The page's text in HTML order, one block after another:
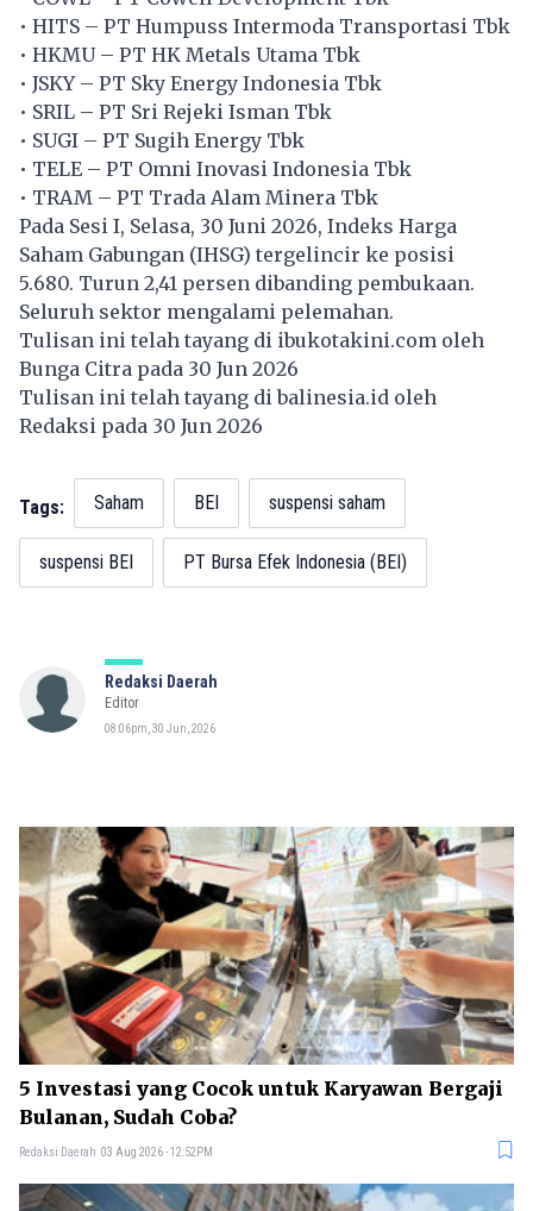
• HITS – PT Humpuss Intermoda Transportasi Tbk
• HKMU – PT HK Metals Utama Tbk
• JSKY – PT Sky Energy Indonesia Tbk
• SRIL – PT Sri Rejeki Isman Tbk
• SUGI – PT Sugih Energy Tbk
• TELE – PT Omni Inovasi Indonesia Tbk
• TRAM – PT Trada Alam Minera Tbk
Pada Sesi I, Selasa, 30 Juni 2026, Indeks Harga
Saham Gabungan (IHSG) tergelincir ke posisi
5.680. Turun 2,41 persen dibanding pembukaan.
Seluruh sektor mengalami pelemahan.
Tulisan ini telah tayang di ibukotakini.com oleh
Bunga Citra pada 30 Jun 2026
Tulisan ini telah tayang dibalinesia.id oleh
Redaksi pada 30 Jun 2026
Tags: Saham BEI suspensi saham
suspensi BEI PT Bursa Efek Indonesia (BEI)
Redaksi Daerah
Editor
08:06pm, 30 Jun, 2026
5 Investasi yang Cocok untuk Karyawan Bergaji
Bulanan, Sudah Coba?
Redaksi Daerah 03 Aug 2026 - 12:52PM